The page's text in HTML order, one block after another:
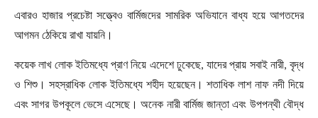
এবারও হাজার প্রচেষ্টা সত্ত্বেও বার্মিজদের সামরিক অভিযানে বাধ্য হয়ে আগতদের
আগমন ঠেকিয়ে রাখা যায়নি।
কয়েক লাখ লোক ইতিমধ্যে প্রাণ নিয়ে এদেশে ঢুকেছে, যাদের প্রায় সবাই নারী, বৃদ্ধ
ও শিশু। সহস্রাধিক লোক ইতিমধ্যে শহীদ হয়েছেন। শতাধিক লাশ নাফ নদী দিয়ে
এবং সাগর উপকূলে ভেসে এসেছে। অনেক নারী বার্মিজ জান্তা এবং উপপন্থী বৌদ্ধ